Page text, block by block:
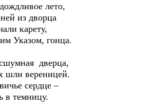
лето,
из дворца
карету,
Указом, гонца.
дверца,
шли вереницей.
сердце –
в темницу.